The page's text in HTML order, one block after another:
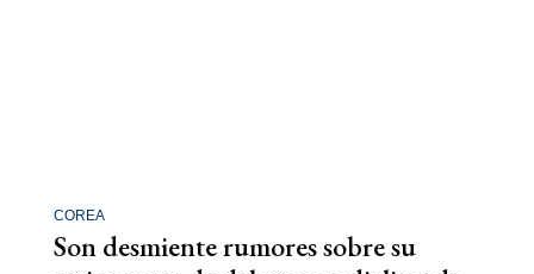
COREA
Son desmiente rumores sobre su